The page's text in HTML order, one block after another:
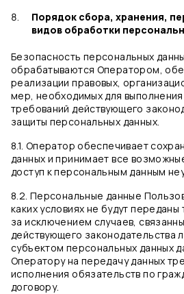
Порядок сбора, хранения,
видов обработки
Безопасность персональных
обрабатываются Оператором,
реализации правовых,
мер, необходимых для
требований действующего
защиты персональных данных.
8.1. Оператор обеспечивает
данных и принимает все
доступ к персональным данным
8.2. Персональные данные
каких условиях не будут
за исключением случаев,
действующего законодательства
субъектом персональных данных
Оператору на передачу данных
исполнения обязательств по
договору.